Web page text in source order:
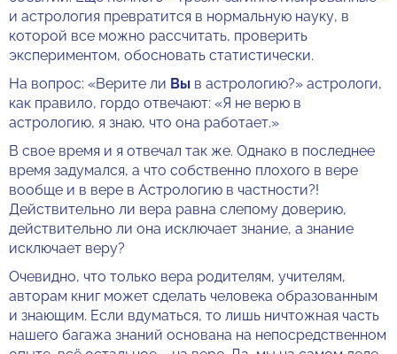
и астрология превратится в нормальную науку, в
которой все можно рассчитать, проверить
экспериментом, обосновать статистически.
На вопрос: «Верите ли Вы в астрологию?» астрологи,
как правило, гордо отвечают: «Я не верю в
астрологию, я знаю, что она работает.»
В свое время и я отвечал так же. Однако в последнее
время задумался, а что собственно плохого в вере
вообще и в вере в Астрологию в частности?!
Действительно ли вера равна слепому доверию,
действительно ли она исключает знание, а знание
исключает веру?
Очевидно, что только вера родителям, учителям,
авторам книг может сделать человека образованным
и знающим. Если вдуматься, то лишь ничтожная часть
нашего багажа знаний основана на непосредственном